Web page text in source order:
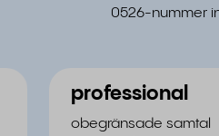
0526-nummer
professional
obegränsade samtal